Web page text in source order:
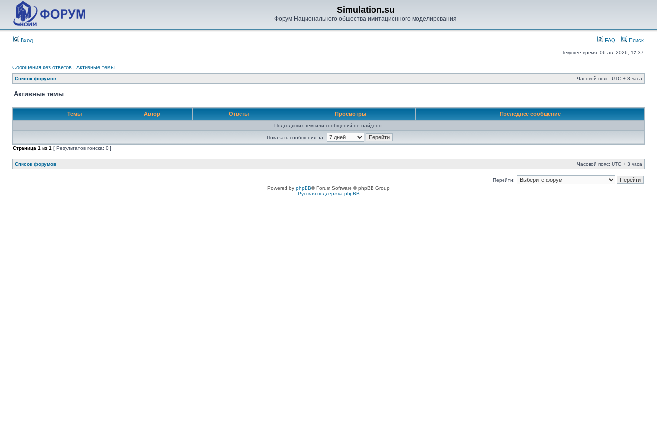
Simulation.su
Форум Национального общества имитационного моделирования
Вход FAQ Поиск
Текущее время: 06 авг 2026, 12:37
Сообщения без ответов | Активные темы
Список форумов Часовой пояс: UTC + 3 часа
Активные темы
Темы Автор Ответы Просмотры Последнее сообщение
Подходящих тем или сообщений не найдено.
Показать сообщения за:
Страница 1 из 1 [ Результатов поиска: 0 ]
Список форумов Часовой пояс: UTC + 3 часа
Перейти:
Powered by phpBB® Forum Software © phpBB Group
Русская поддержка phpBB